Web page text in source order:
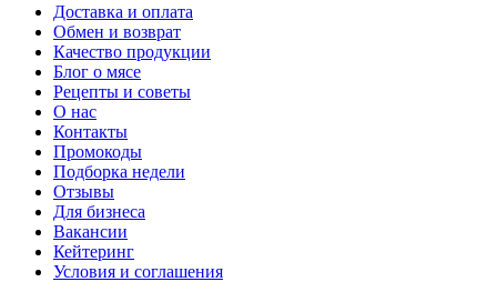
Доставка и оплата
Обмен и возврат
Качество продукции
Блог о мясе
Рецепты и советы
О нас
Контакты
Промокоды
Подборка недели
Отзывы
Для бизнеса
Вакансии
Кейтеринг
Условия и соглашения